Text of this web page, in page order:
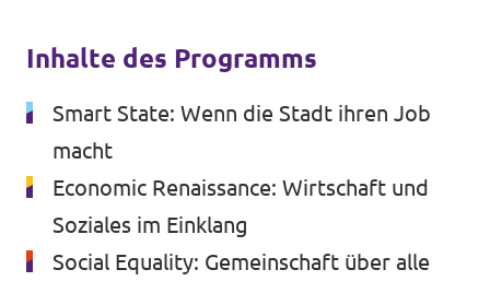
Inhalte des Programms
Smart State: Wenn die Stadt ihren Job
macht
Economic Renaissance: Wirtschaft und
Soziales im Einklang
Social Equality: Gemeinschaft über alle